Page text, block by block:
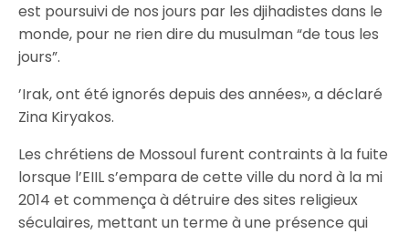
est poursuivi de nos jours par les djihadistes dans le
monde, pour ne rien dire du musulman “de tous les
jours”.
’Irak, ont été ignorés depuis des années», a déclaré
Zina Kiryakos.
Les chrétiens de Mossoul furent contraints à la fuite
lorsque l’EIIL s’empara de cette ville du nord à la mi
2014 et commença à détruire des sites religieux
séculaires, mettant un terme à une présence qui